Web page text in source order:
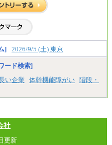
] 2026/9/5 (土) 東京
ード検索]
い企業 体幹機能障がい 階段・
社
更新